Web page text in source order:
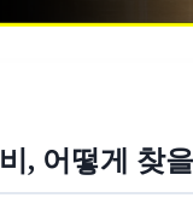
, 어떻게 찾